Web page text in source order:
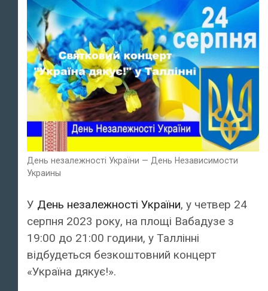
День незалежності України — День Независимости
Украины
У День незалежності України, у четвер 24
серпня 2023 року, на площі Вабадузе з
19:00 до 21:00 години, у Таллінні
відбудеться безкоштовний концерт
«Україна дякує!».